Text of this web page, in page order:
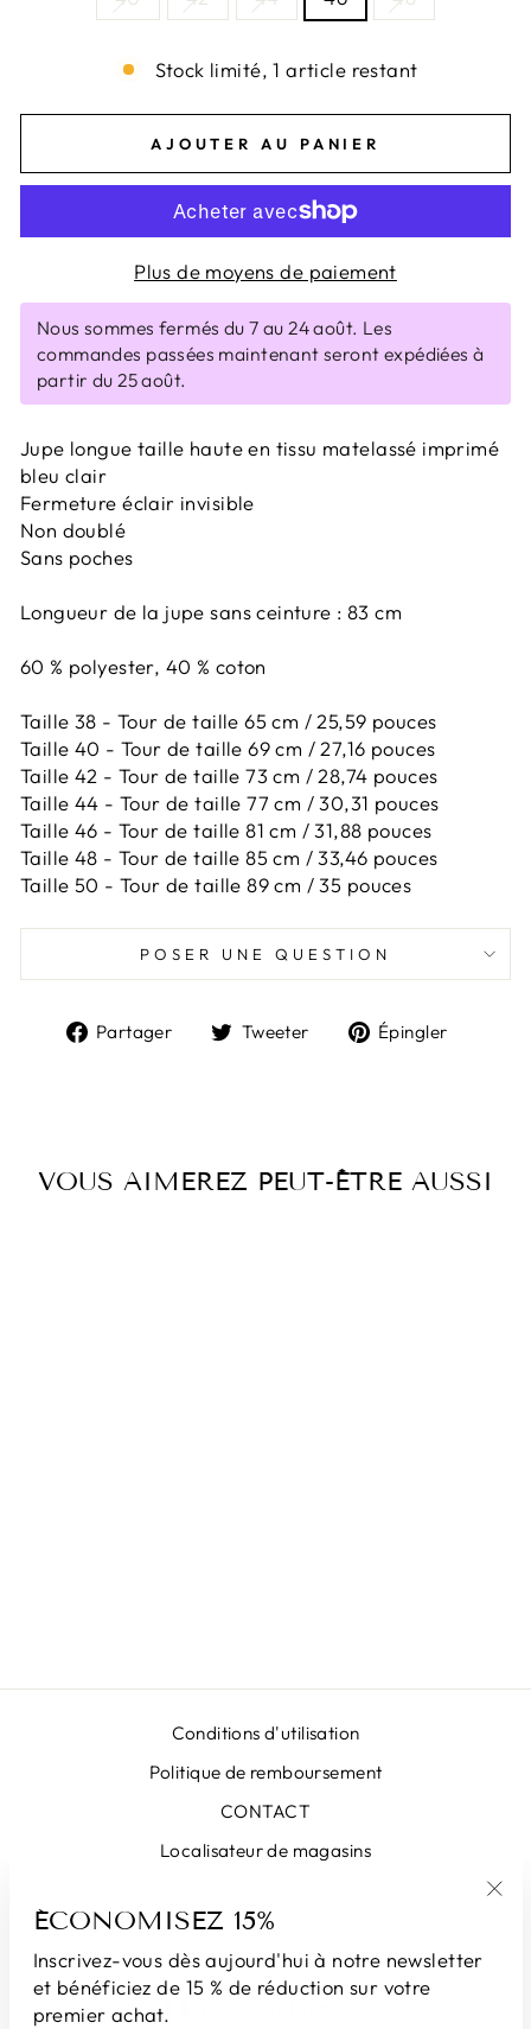
ÉCONOMISEZ 15%
Inscrivez-vous dès aujourd'hui à notre newsletter
et bénéficiez de 15 % de réduction sur votre
premier achat.
Stock limité, 1 article restant
AJOUTER AU PANIER
Plus de moyens de paiement
Nous sommes fermés du 7 au 24 août. Les
commandes passées maintenant seront expédiées à
partir du 25 août.
Jupe longue taille haute en tissu matelassé imprimé
bleu clair
Fermeture éclair invisible
Non doublé
Sans poches
Longueur de la jupe sans ceinture : 83 cm
60 % polyester, 40 % coton
Taille 38 - Tour de taille 65 cm / 25,59 pouces
Taille 40 - Tour de taille 69 cm / 27,16 pouces
Taille 42 - Tour de taille 73 cm / 28,74 pouces
Taille 44 - Tour de taille 77 cm / 30,31 pouces
Taille 46 - Tour de taille 81 cm / 31,88 pouces
Taille 48 - Tour de taille 85 cm / 33,46 pouces
Taille 50 - Tour de taille 89 cm / 35 pouces
POSER UNE QUESTION
Partager
PartagerTweeter
TweeterÉpingler
VOUS AIMEREZ PEUT-ÊTRE AUSSI
Conditions d'utilisation
Politique de remboursement
CONTACT
Localisateur de magasins
INSCRIVEZ-VOUS ET ÉCONOMISEZ
DEVISE